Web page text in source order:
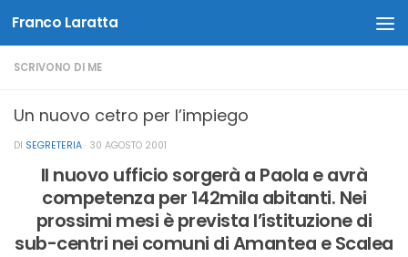
Salta al contenuto
Franco Laratta
SCRIVONO DI ME
Un nuovo cetro per l’impiego
DI SEGRETERIA · 30 AGOSTO 2001
Il nuovo ufficio sorgerà a Paola e avrà
competenza per 142mila abitanti. Nei
prossimi mesi è prevista l’istituzione di
sub-centri nei comuni di Amantea e Scalea